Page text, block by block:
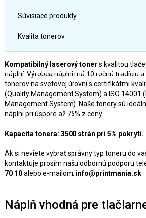
Súvisiace produkty
Kvalita tonerov
Kompatibilný laserový toner s kvalitou
náplní. Výrobca náplni má 10 ročnú tradíciu
tonerov na svetovej úrovni s certifikátmi
(Quality Management System) a ISO 14001
Management System). Naše tonery sú
náplni pri úspore až 75% z ceny.
Kapacita tonera: 3500 strán pri 5% pokrytí.
Ak si neviete vybrať správny typ toneru do
kontaktuje prosím našu odbornú podporu
70 10alebo e-mailom: info@printmania.sk
Náplň vhodná pre